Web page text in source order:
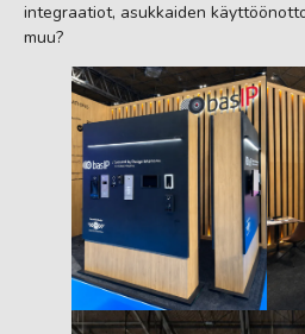
integraatiot, asukkaiden
muu?